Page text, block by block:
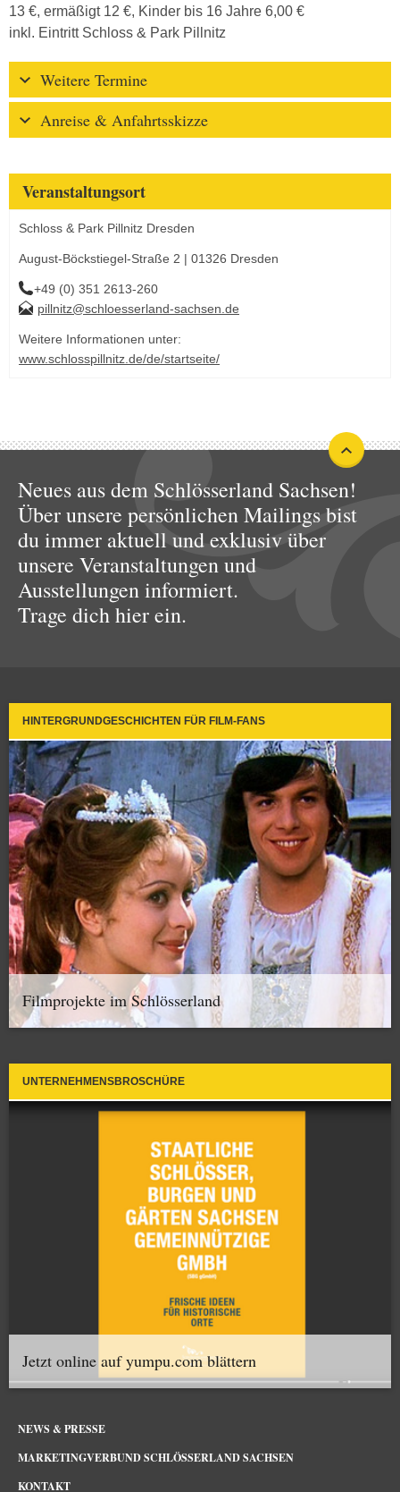
13 €, ermäßigt 12 €, Kinder bis 16 Jahre 6,00 €
inkl. Eintritt Schloss & Park Pillnitz
Weitere Termine
Anreise & Anfahrtsskizze
Veranstaltungsort
Schloss & Park Pillnitz Dresden
August-Böckstiegel-Straße 2 | 01326 Dresden
+49 (0) 351 2613-260
pillnitz@schloesserland-sachsen.de
Weitere Informationen unter:
www.schlosspillnitz.de/de/startseite/
Neues aus dem Schlösserland Sachsen!
Über unsere persönlichen Mailings bist
du immer aktuell und exklusiv über
unsere Veranstaltungen und
Ausstellungen informiert.
Trage dich hier ein.
HINTERGRUNDGESCHICHTEN FÜR FILM-FANS
Filmprojekte im Schlösserland
UNTERNEHMENSBROSCHÜRE
Jetzt online auf yumpu.com blättern
NEWS & PRESSE
MARKETINGVERBUND SCHLÖSSERLAND SACHSEN
KONTAKT